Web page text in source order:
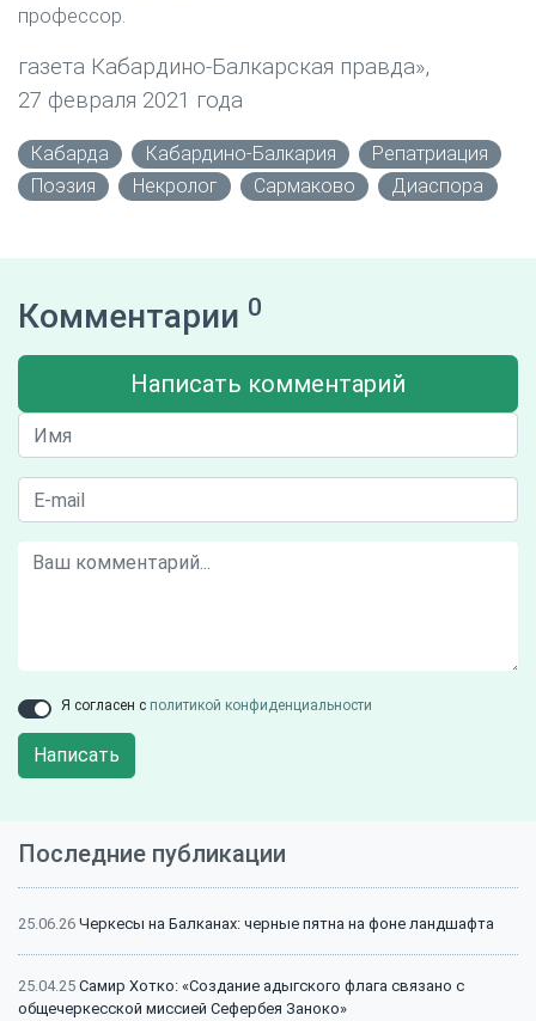
профессор.
газета Кабардино-Балкарская правда»,
27 февраля 2021 года
Кабарда Кабардино-Балкария
Репатриация
Поэзия
Некролог Сармаково Диаспора
Комментарии 0
Написать комментарий
Я согласен с политикой конфиденциальности
Написать
Последние публикации
25.06.26 Черкесы на Балканах: черные пятна на фоне ландшафта
25.04.25 Самир Хотко: «Создание адыгского флага связано с
общечеркесской миссией Сефербея Заноко»